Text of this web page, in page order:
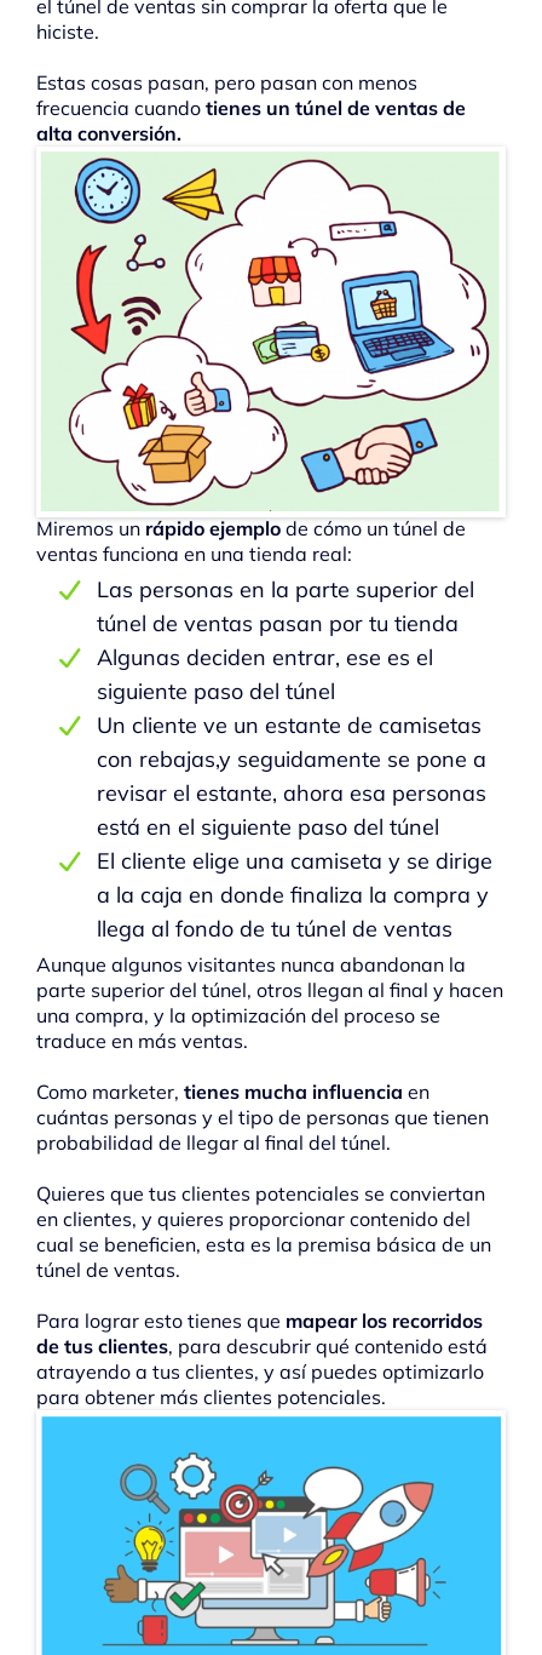
el túnel de ventas sin comprar la oferta que le
hiciste.
Estas cosas pasan, pero pasan con menos
frecuencia cuando tienes un túnel de ventas de
alta conversión.
Miremos un rápido ejemplo de cómo un túnel de
ventas funciona en una tienda real:
Las personas en la parte superior del
túnel de ventas pasan por tu tienda
Algunas deciden entrar, ese es el
siguiente paso del túnel
Un cliente ve un estante de camisetas
con rebajas,y seguidamente se pone a
revisar el estante, ahora esa personas
está en el siguiente paso del túnel
El cliente elige una camiseta y se dirige
a la caja en donde finaliza la compra y
llega al fondo de tu túnel de ventas
Aunque algunos visitantes nunca abandonan la
parte superior del túnel, otros llegan al final y hacen
una compra, y la optimización del proceso se
traduce en más ventas.
Como marketer, tienes mucha influencia en
cuántas personas y el tipo de personas que tienen
probabilidad de llegar al final del túnel.
Quieres que tus clientes potenciales se conviertan
en clientes, y quieres proporcionar contenido del
cual se beneficien, esta es la premisa básica de un
túnel de ventas.
Para lograr esto tienes que mapear los recorridos
de tus clientes, para descubrir qué contenido está
atrayendo a tus clientes, y así puedes optimizarlo
para obtener más clientes potenciales.